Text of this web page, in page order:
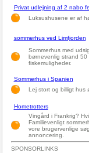
Privat udlejning af 2 nabo
Luksushusene er af
sommerhus ved Limfjorden
Sommerhus med
børnevenlig strand
fiskemuligheder.
Sommerhus i Spanien
Lej stort og billigt hus
Hometrotters
Vingård i Frankrig?
Familievenligt
vore brugervenlige
annoncering.
SPONSORLINKS